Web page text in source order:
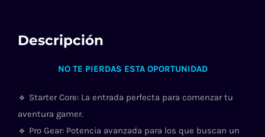
Descripción
NO TE PIERDAS ESTA OPORTUNIDAD
🔹 Starter Core: La entrada perfecta para comenzar tu
aventura gamer.
🔹 Pro Gear: Potencia avanzada para los que buscan un